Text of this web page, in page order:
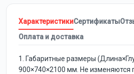
ХарактеристикиСертификаты
Оплата и доставка
1. Габаритные размеры
900×740×2100 мм. Не изменяются